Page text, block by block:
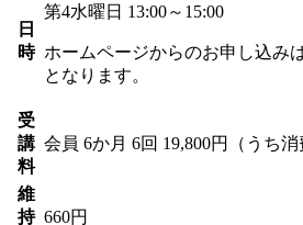
日
時
第4水曜日 13:00～15:00
ホームページからのお申し込み
となります。
受
講
料
会員 6か月 6回 19,800円（うち消
維
持 660円